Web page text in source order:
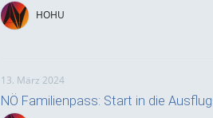
HOHU
13. März 2024
NÖ Familienpass: Start in die